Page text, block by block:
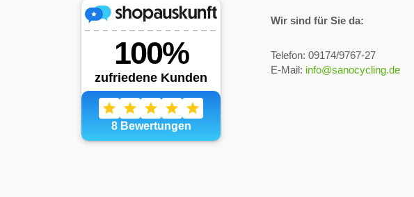
Wir sind für Sie da:
Telefon: 09174/9767-27
E-Mail: info@sanocycling.de